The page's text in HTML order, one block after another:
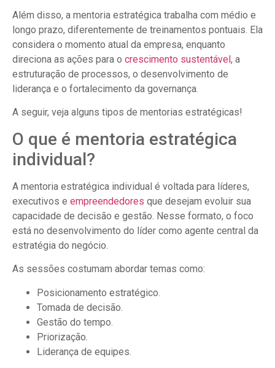
Além disso, a mentoria estratégica trabalha com médio e
longo prazo, diferentemente de treinamentos pontuais. Ela
considera o momento atual da empresa, enquanto
direciona as ações para o crescimento sustentável, a
estruturação de processos, o desenvolvimento de
liderança e o fortalecimento da governança.
A seguir, veja alguns tipos de mentorias estratégicas!
O que é mentoria estratégica
individual?
A mentoria estratégica individual é voltada para líderes,
executivos e empreendedores que desejam evoluir sua
capacidade de decisão e gestão. Nesse formato, o foco
está no desenvolvimento do líder como agente central da
estratégia do negócio.
As sessões costumam abordar temas como:
Posicionamento estratégico.
Tomada de decisão.
Gestão do tempo.
Priorização.
Liderança de equipes.